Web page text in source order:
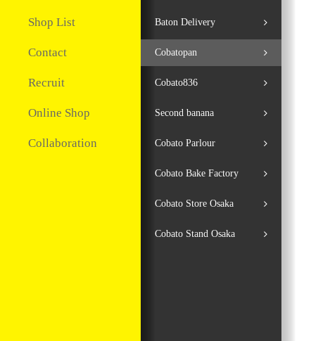
Shop List
Contact
Recruit
Online Shop
Collaboration
Baton Delivery
Cobatopan
Cobato836
Second banana
Cobato Parlour
Cobato Bake Factory
Cobato Store Osaka
Cobato Stand Osaka